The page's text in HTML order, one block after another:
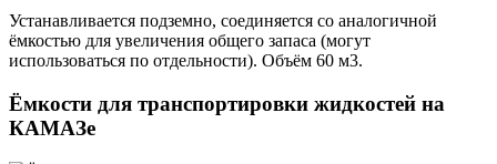
Устанавливается подземно, соединяется со аналогичной
ёмкостью для увеличения общего запаса (могут
использоваться по отдельности). Объём 60 м3.
Ёмкости для транспортировки жидкостей на
КАМАЗе